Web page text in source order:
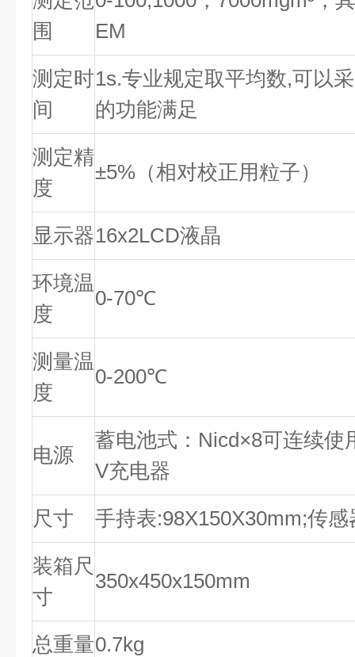
围
EM
测定时
间
1s.专业规定取平均数,可以
的功能满足
测定精
度
±5%（相对校正用粒子）
显示器16x2LCD液晶
环境温
度
0-70℃
测量温
度
0-200℃
电源
蓄电池式：Nicd×8可连续使
V充电器
尺寸
手持表:98X150X30mm;传
装箱尺
寸
350x450x150mm
总重量0.7kg